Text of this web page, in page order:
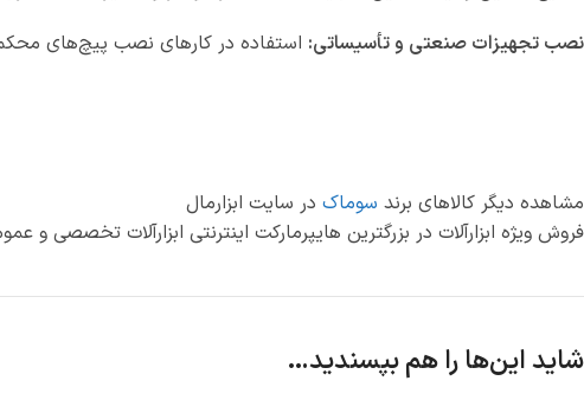
نصب تجهیزات صنعتی و تأسیساتی: استفاده در کارهای نصب پیچ‌های
مشاهده دیگر کالاهای برند سوماک در سایت ابزارمال
فروش ویژه ابزارآلات در بزرگترین هایپرمارکت اینترنتی ابزارآلات تخصصی و
شاید این‌ها را هم بپسندید…